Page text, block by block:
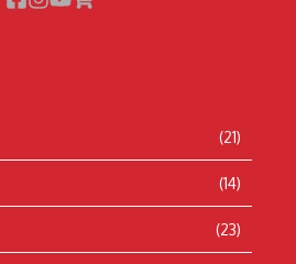
(21)
(14)
(23)